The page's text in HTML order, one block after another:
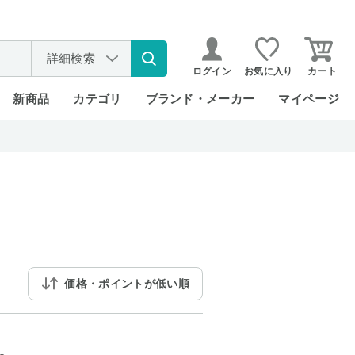
詳細検索
ログイン お気に入り カート
新商品 カテゴリ ブランド・メーカー マイページ
価格・ポイントが低い順